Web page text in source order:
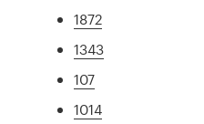
1872
1343
107
1014